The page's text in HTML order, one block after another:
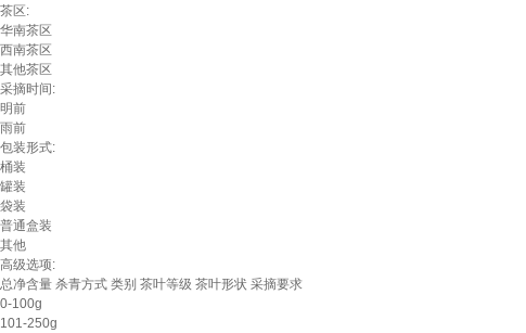
茶区:
华南茶区
西南茶区
其他茶区
采摘时间:
明前
雨前
包装形式:
桶装
罐装
袋装
普通盒装
其他
高级选项:
总净含量 杀青方式 类别 茶叶等级 茶叶形状 采摘要求
0-100g
101-250g